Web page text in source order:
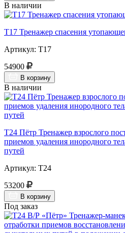
В наличии
Т17 Тренажер спасения
Артикул: Т17
54900
В корзину
В наличии
Т24 Пётр Тренажер взрослого
приемов удаления инородного
путей
Артикул: Т24
53200
В корзину
Под заказ